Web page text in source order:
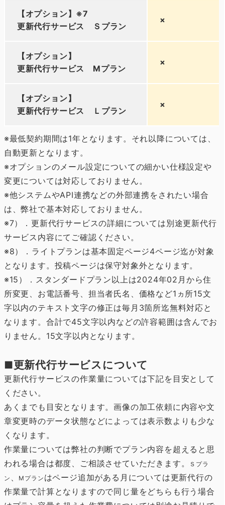
【オプション】※7
更新代行サービス Ｓプラン
×
【オプション】
更新代行サービス Mプラン
×
【オプション】
更新代行サービス Ｌプラン
×
※最低契約期間は1年となります。それ以降については、
自動更新となります。
※オプションのメール設定についての細かい仕様設定や
変更については対応しておりません。
※他システムやAPI連携などの外部連携をされたい場合
は、弊社で基本対応しておりません。
※7）．更新代行サービスの詳細については別途更新代行
サービス内容にてご確認ください。
※8）．ライトプランは基本固定ページ4ページ迄が対象
となります。投稿ページは保守対象外となります。
※15）．スタンダードプラン以上は2024年02月から住
所変更、お電話番号、担当者氏名、価格など1ヵ所15文
字以内のテキスト文字の修正は毎月3箇所迄無料対応と
なります。合計で45文字以内などの許容範囲は含んでお
りません。15文字以内となります。
■更新代行サービスについて
更新代行サービスの作業量については下記を目安として
ください。
あくまでも目安となります。画像の加工依頼に内容や文
章変更時のデータ状態などによっては表示数よりも少な
くなります。
作業量については弊社の判断でプラン内容を超えると思
われる場合は都度、ご相談させていただきます。
Ｓプラ
ン 、 Mプラン はページ追加がある月については更新代行の
作業量で計算となりますので同じ量をどちらも行う場合